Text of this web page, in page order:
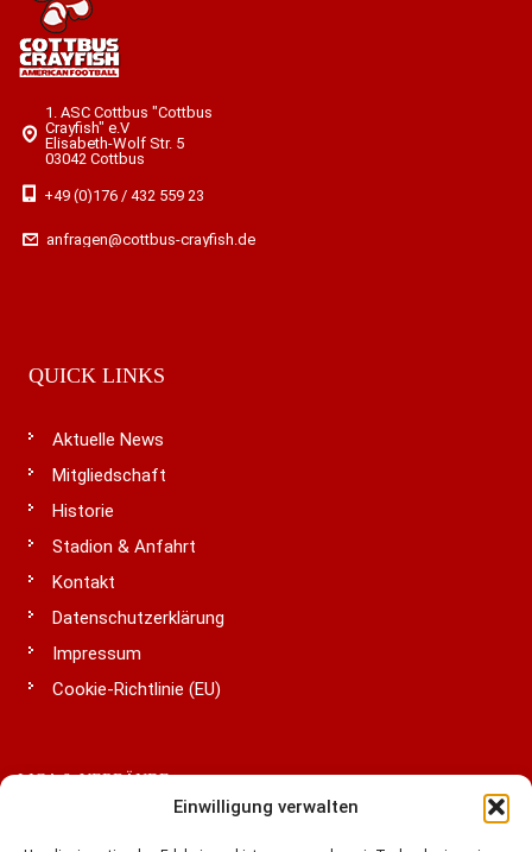
Einwilligung verwalten
1. ASC Cottbus "Cottbus
Crayfish" e.V
Elisabeth-Wolf Str. 5
03042 Cottbus
+49 (0)176 / 432 559 23
anfragen@cottbus-crayfish.de
QUICK LINKS
Aktuelle News
Mitgliedschaft
Historie
Stadion & Anfahrt
Kontakt
Datenschutzerklärung
Impressum
Cookie-Richtlinie (EU)
LIGA & VERBÄNDE